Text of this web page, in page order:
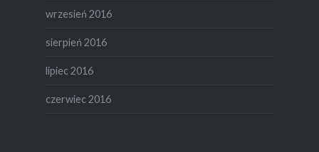
wrzesień 2016
sierpień 2016
lipiec 2016
czerwiec 2016